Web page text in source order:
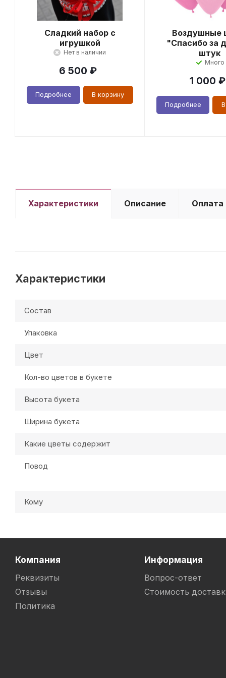
Сладкий набор с
игрушкой
Нет в наличии
6 500 ₽
Подробнее В корзину
Воздушные
"Спасибо за
штук
Много
1 000 ₽
Подробнее
Характеристики Описание Оплата
Характеристики
Состав
Упаковка
Цвет
Кол-во цветов в букете
Высота букета
Ширина букета
Какие цветы содержит
Повод
Кому
Компания
Реквизиты
Отзывы
Политика
Информация
Вопрос-ответ
Стоимость